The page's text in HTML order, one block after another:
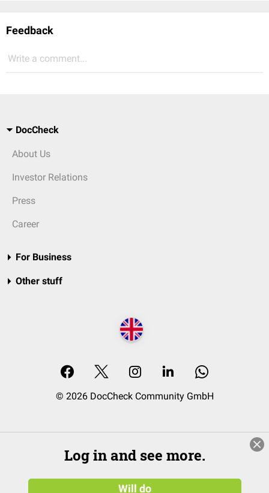
Feedback
Write a comment...
DocCheck
About Us
Investor Relations
Press
Career
For Business
Other stuff
© 2026 DocCheck Community GmbH
Log in and see more.
Will do